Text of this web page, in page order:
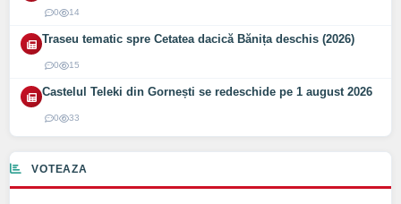
0 14
Traseu tematic spre Cetatea dacică Bănița deschis (2026)
0 15
Castelul Teleki din Gornești se redeschide pe 1 august 2026
0 33
VOTEAZA